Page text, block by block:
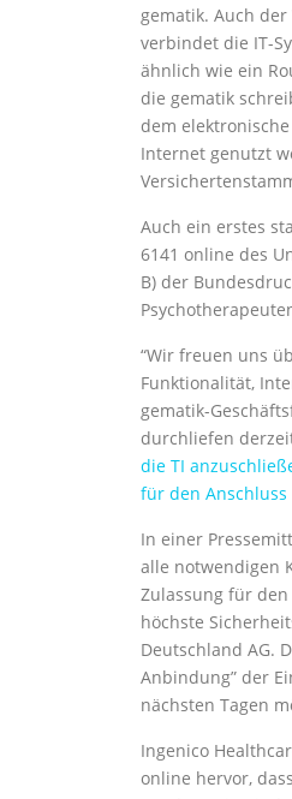
gematik. Auch
verbindet die IT-
ähnlich wie ein
die gematik
dem
Internet genutzt
Auch ein erstes
6141 online des
B) der
“Wir freuen uns
Funktionalität,
gematik-
durchliefen
die TI
für den
In einer
alle notwendigen
Zulassung für
höchste
Deutschland AG.
Anbindung” der
nächsten Tagen
Ingenico
online hervor,